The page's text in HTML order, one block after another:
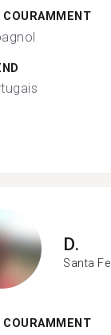
COURAMMENT
D.
Santa Fe
COURAMMENT